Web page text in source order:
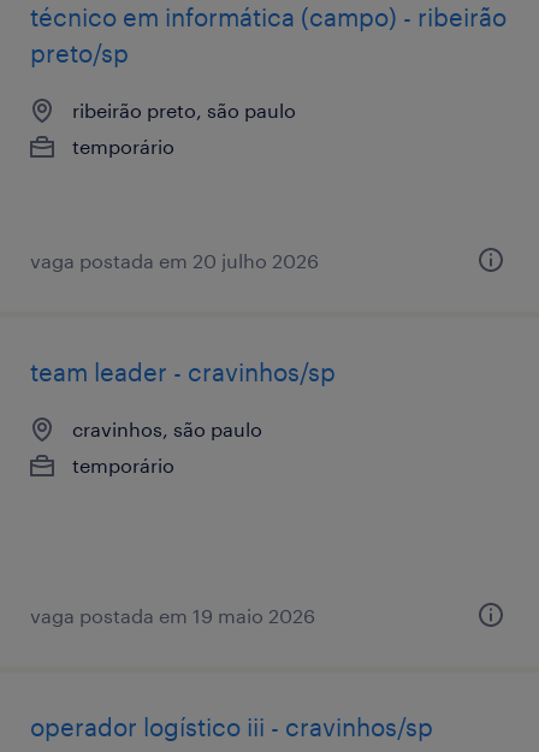
técnico em informática (campo) - ribeirão
preto/sp
ribeirão preto, são paulo
temporário
vaga postada em 20 julho 2026
team leader - cravinhos/sp
cravinhos, são paulo
temporário
vaga postada em 19 maio 2026
operador logístico iii - cravinhos/sp